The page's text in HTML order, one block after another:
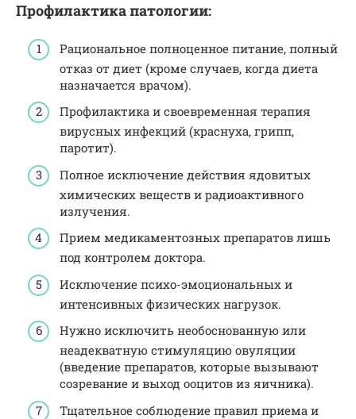
Профилактика патологии:
Рациональное полноценное питание, полный
отказ от диет (кроме случаев, когда диета
назначается врачом).
Профилактика и своевременная терапия
вирусных инфекций (краснуха, грипп,
паротит).
Полное исключение действия ядовитых
химических веществ и радиоактивного
излучения.
Прием медикаментозных препаратов лишь
под контролем доктора.
Исключение психо-эмоциональных и
интенсивных физических нагрузок.
Нужно исключить необоснованную или
неадекватную стимуляцию овуляции
(введение препаратов, которые вызывают
созревание и выход ооцитов из яичника).
Тщательное соблюдение правил приема и